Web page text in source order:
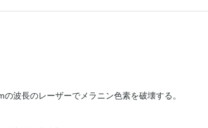
の波長のレーザーでメラニン色素を破壊する。